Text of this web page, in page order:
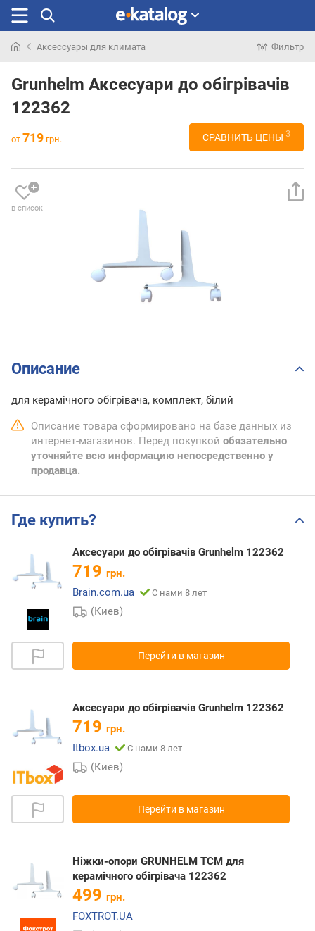
раньше
Аксессуары для климата Фильтр
Grunhelm Аксесуари до обігрівачів
122362
от 719 грн. СРАВНИТЬ ЦЕНЫ 3
в список
Описание
для керамічного обігрівача, комплект, білий
Описание товара сформировано на базе данных из
интернет-магазинов. Перед покупкой обязательно
уточняйте всю информацию непосредственно у
продавца.
Где купить?
Аксесуари до обігрівачів Grunhelm 122362
719 грн.
Brain.com.ua
С нами 8 лет
(Киев)
Перейти в магазин
Аксесуари до обігрівачів Grunhelm 122362
719 грн.
Itbox.ua
С нами 8 лет
(Киев)
Перейти в магазин
Ніжки-опори GRUNHELM TCM для
керамічного обігрівача 122362
499 грн.
FOXTROT.UA